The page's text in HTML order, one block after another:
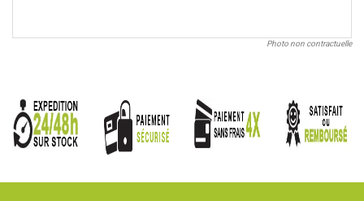
Photo non contractuelle